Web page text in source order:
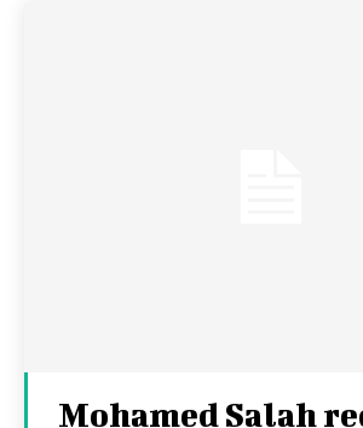
Mohamed Salah